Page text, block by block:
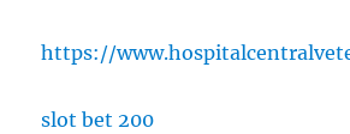
https://
slot bet 200